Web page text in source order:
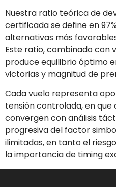
Nuestra ratio teórica de
certificada se define en
alternativas más
Este ratio, combinado con
produce equilibrio óptimo
victorias y magnitud de
Cada vuelo representa
tensión controlada, en que
convergen con análisis
progresiva del factor
ilimitadas, en tanto el
la importancia de timing